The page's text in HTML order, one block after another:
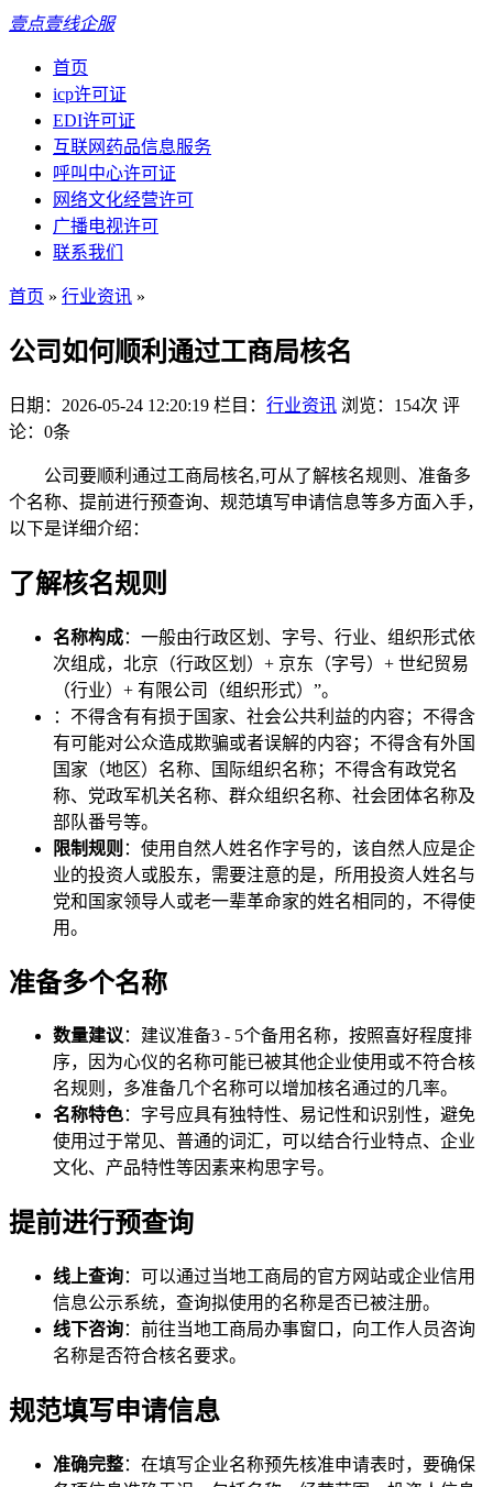
壹点壹线企服
首页
icp许可证
EDI许可证
互联网药品信息服务
呼叫中心许可证
网络文化经营许可
广播电视许可
联系我们
首页 » 行业资讯 »
公司如何顺利通过工商局核名
日期：2026-05-24 12:20:19 栏目： 行业资讯 浏览：154次 评
论：0条
公司要顺利通过工商局核名,可从了解核名规则、准备多
个名称、提前进行预查询、规范填写申请信息等多方面入手，
以下是详细介绍：
了解核名规则
名称构成：一般由行政区划、字号、行业、组织形式依
次组成，北京（行政区划）+ 京东（字号）+ 世纪贸易
（行业）+ 有限公司（组织形式）”。
：不得含有有损于国家、社会公共利益的内容；不得含
有可能对公众造成欺骗或者误解的内容；不得含有外国
国家（地区）名称、国际组织名称；不得含有政党名
称、党政军机关名称、群众组织名称、社会团体名称及
部队番号等。
限制规则 ：使用自然人姓名作字号的，该自然人应是企
业的投资人或股东，需要注意的是，所用投资人姓名与
党和国家领导人或老一辈革命家的姓名相同的，不得使
用。
准备多个名称
数量建议：建议准备3 - 5个备用名称，按照喜好程度排
序，因为心仪的名称可能已被其他企业使用或不符合核
名规则，多准备几个名称可以增加核名通过的几率。
名称特色：字号应具有独特性、易记性和识别性，避免
使用过于常见、普通的词汇，可以结合行业特点、企业
文化、产品特性等因素来构思字号。
提前进行预查询
线上查询：可以通过当地工商局的官方网站或企业信用
信息公示系统，查询拟使用的名称是否已被注册。
线下咨询：前往当地工商局办事窗口，向工作人员咨询
名称是否符合核名要求。
规范填写申请信息
准确完整：在填写企业名称预先核准申请表时，要确保